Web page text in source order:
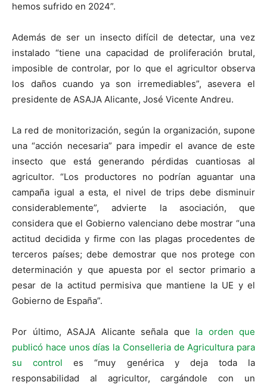
hemos sufrido en 2024”.
Además de ser un insecto difícil de detectar, una vez
instalado “tiene una capacidad de proliferación brutal,
imposible de controlar, por lo que el agricultor observa
los daños cuando ya son irremediables”, asevera el
presidente de ASAJA Alicante, José Vicente Andreu.
La red de monitorización, según la organización, supone
una “acción necesaria” para impedir el avance de este
insecto que está generando pérdidas cuantiosas al
agricultor. “Los productores no podrían aguantar una
campaña igual a esta, el nivel de trips debe disminuir
considerablemente”, advierte la asociación, que
considera que el Gobierno valenciano debe mostrar “una
actitud decidida y firme con las plagas procedentes de
terceros países; debe demostrar que nos protege con
determinación y que apuesta por el sector primario a
pesar de la actitud permisiva que mantiene la UE y el
Gobierno de España”.
Por último, ASAJA Alicante señala que la orden que
publicó hace unos días la Conselleria de Agricultura para
su control es “muy genérica y deja toda la
responsabilidad al agricultor, cargándole con un